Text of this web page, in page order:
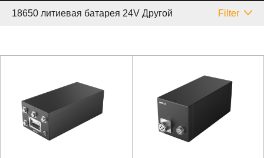
18650 литиевая батарея 24V Другой Filter